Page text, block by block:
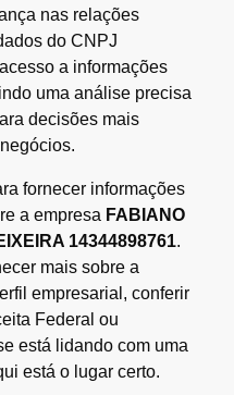
nas relações
do CNPJ
a informações
uma análise precisa
decisões mais
fornecer informações
a empresa FABIANO
14344898761.
mais sobre a
empresarial, conferir
Federal ou
está lidando com uma
está o lugar certo.